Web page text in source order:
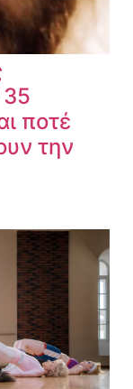
35
ποτέ
την